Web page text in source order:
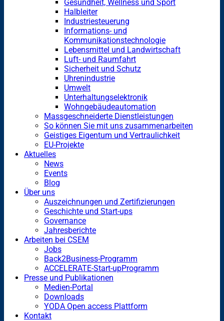
Gesundheit, Wellness und Sport
Halbleiter
Industriesteuerung
Informations- und
Kommunikationstechnologie
Lebensmittel und Landwirtschaft
Luft- und Raumfahrt
Sicherheit und Schutz
Uhrenindustrie
Umwelt
Unterhaltungselektronik
Wohngebäudeautomation
Massgeschneiderte Dienstleistungen
So können Sie mit uns zusammenarbeiten
Geistiges Eigentum und Vertraulichkeit
EU-Projekte
Aktuelles
News
Events
Blog
Über uns
Auszeichnungen und Zertifizierungen
Geschichte und Start-ups
Governance
Jahresberichte
Arbeiten bei CSEM
Jobs
Back2Business-Programm
ACCELERATE-Start-upProgramm
Presse und Publikationen
Medien-Portal
Downloads
YODA Open access Plattform
Kontakt